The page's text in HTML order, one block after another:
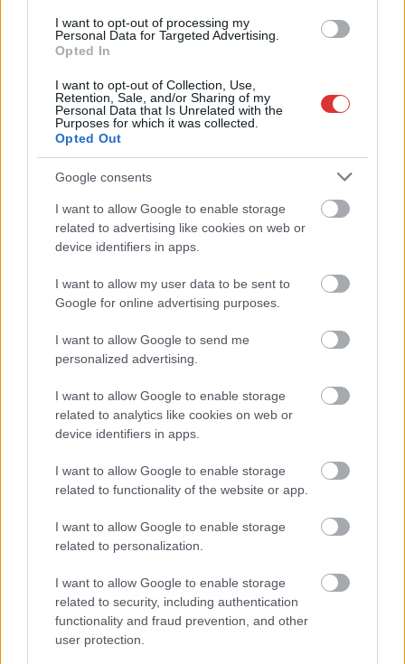
I want to opt-out of processing my
Personal Data for Targeted Advertising.
Opted In
I want to opt-out of Collection, Use,
Retention, Sale, and/or Sharing of my
Personal Data that Is Unrelated with the
Purposes for which it was collected.
Opted Out
Google consents
I want to allow Google to enable storage
related to advertising like cookies on web or
device identifiers in apps.
I want to allow my user data to be sent to
Google for online advertising purposes.
I want to allow Google to send me
personalized advertising.
I want to allow Google to enable storage
related to analytics like cookies on web or
device identifiers in apps.
I want to allow Google to enable storage
related to functionality of the website or app.
I want to allow Google to enable storage
related to personalization.
I want to allow Google to enable storage
related to security, including authentication
functionality and fraud prevention, and other
user protection.
Csaknem tragédiába
torkollott egy családi
férfi láncfűrésszel
vágta meg édesanyja
kezét, aki súlyos
Kék hírek bántalmazás,erőszak,láncfűrész,tiszaderzs
Közel kétmilliárd forint jut turisztikai
fejlesztésekre a Tisza-tónál
2023.10.02. Tóth András
pályázati forrásból
valósíthat meg
tizennégy Tisza- tavi
település.
TOVÁBB OLVASOM
JNSZ megyei hírek Karcag ,tisza-tó,tiszaderzs
Bejegyzés
navigáció
Régebbi bejegyzések